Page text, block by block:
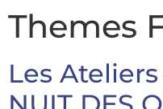
Themes
Les